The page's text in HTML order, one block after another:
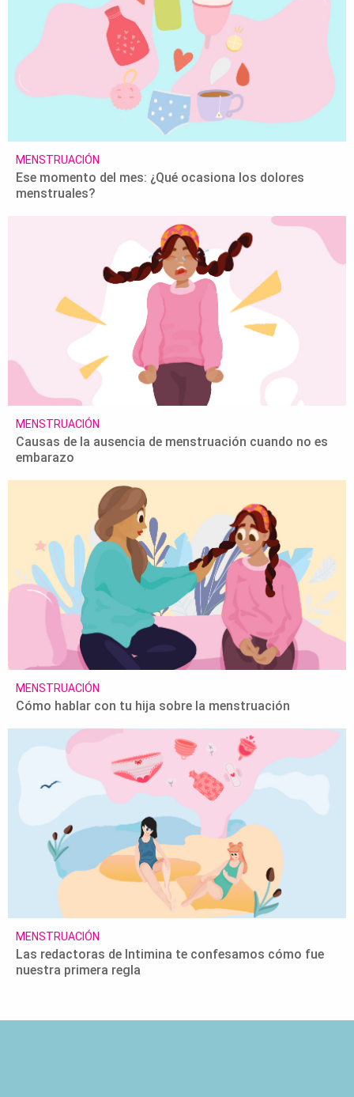
MENSTRUACIÓN
Ese momento del mes: ¿Qué ocasiona los dolores
menstruales?
MENSTRUACIÓN
Causas de la ausencia de menstruación cuando no es
embarazo
MENSTRUACIÓN
Cómo hablar con tu hija sobre la menstruación
MENSTRUACIÓN
Las redactoras de Intimina te confesamos cómo fue
nuestra primera regla